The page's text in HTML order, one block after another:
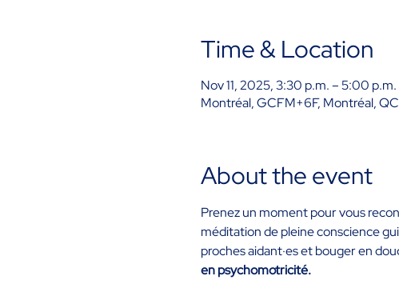
Time & Location
Nov 11, 2025, 3:30 p.m. – 5:00 p.m.
Montréal, GCFM+6F, Montréal,
About the event
Prenez un moment pour vous
méditation de pleine conscience
proches aidant·es et bouger en
en psychomotricité.